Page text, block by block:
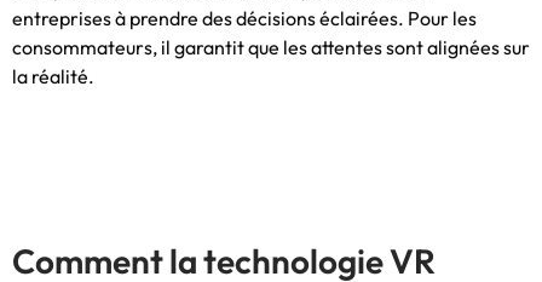
entreprises à prendre des décisions éclairées. Pour les
consommateurs, il garantit que les attentes sont alignées sur
la réalité.
Comment la technologie VR